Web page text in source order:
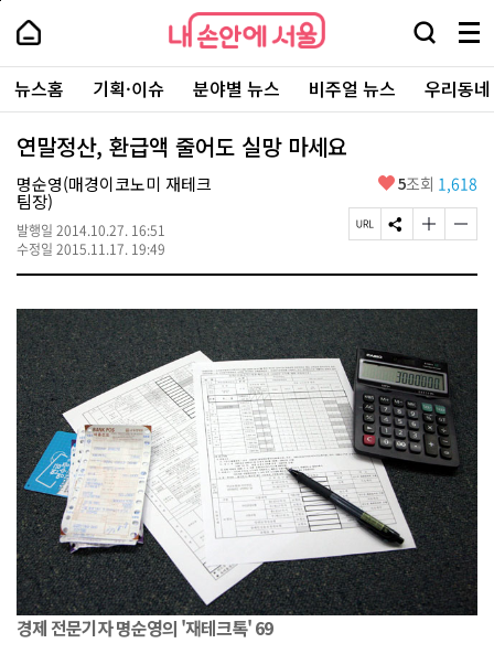
본
로
가
내
손
안
에
서
울
-
서
울
시
대
표
소
통
털
내
손
에
울
검
창
열
기
메
뉴
전
체
보
주
요
서
뉴스홈 기획·이슈 분야별 뉴스 비주얼 뉴스 우리동
연말정산, 환급액 줄어도 실망 마세요
명순영(매경이코노미 재테크
팀장)
발행일 2014.10.27. 16:51
수정일 2015.11.17. 19:49
좋
요
5조회 1,618
페
지
R
L
복
사
S
S
유
하
기
글
크
크
게
변
경
하
기
글
크
작
게
변
경
하
기
경제 전문기자 명순영의 '재테크톡' 69
페
상
단
로